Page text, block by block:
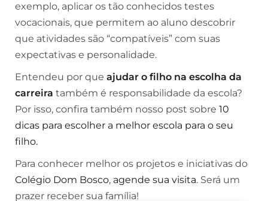
exemplo, aplicar os tão conhecidos testes
vocacionais, que permitem ao aluno descobrir
que atividades são “compatíveis” com suas
expectativas e personalidade.
Entendeu por que ajudar o filho na escolha da
carreira também é responsabilidade da escola?
Por isso, confira também nosso post sobre 10
dicas para escolher a melhor escola para o seu
filho.
Para conhecer melhor os projetos e iniciativas do
Colégio Dom Bosco, agende sua visita. Será um
prazer receber sua família!